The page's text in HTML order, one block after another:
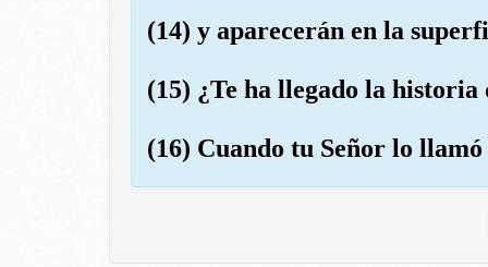
(14) y aparecerán en la
(15) ¿Te ha llegado la historia
(16) Cuando tu Señor lo